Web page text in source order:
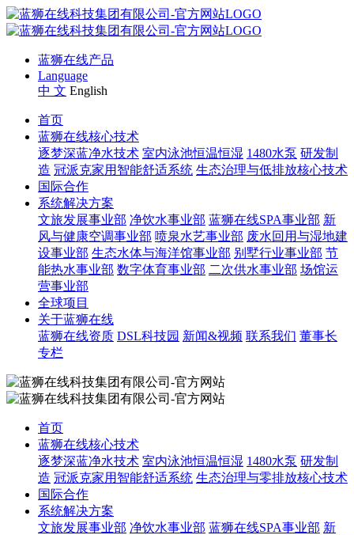
蓝狮在线产品
Language
中 文 English
首页
蓝狮在线核心技术
逐梦深蓝净水技术 室内泳池恒温恒湿 1480水泵 研发制
造 冠派克家用智能舒适系统 生态治理与低排放核心技术
国际合作
系统解决方案
文旅发展事业部 净饮水事业部 蓝狮在线SPA事业部 新
风与健康空调事业部 喷泉水艺事业部 废水回用与湿地建
设事业部 生态水体与海洋馆事业部 别墅行业事业部 节
能热水事业部 数字体育事业部 二次供水事业部 场馆运
营事业部
全球项目
关于蓝狮在线
蓝狮在线资质 DSL科技园 新闻&视频 联系我们 董事长
专栏
首页
蓝狮在线核心技术
逐梦深蓝净水技术 室内泳池恒温恒湿 1480水泵 研发制
造 冠派克家用智能舒适系统 生态治理与零排放核心技术
国际合作
系统解决方案
文旅发展事业部 净饮水事业部 蓝狮在线SPA事业部 新